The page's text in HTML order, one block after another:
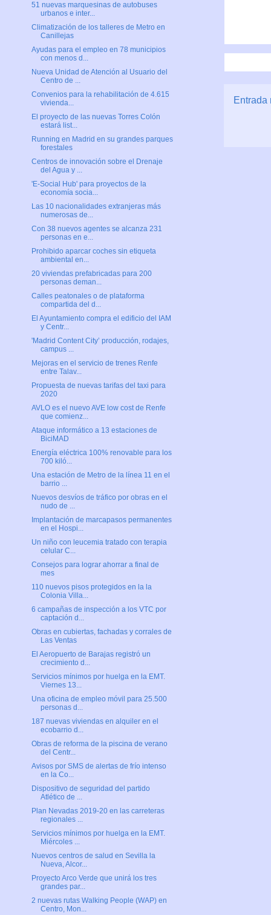
Entrada
51 nuevas marquesinas de autobuses
urbanos e inter...
Climatización de los talleres de Metro en
Canillejas
Ayudas para el empleo en 78 municipios
con menos d...
Nueva Unidad de Atención al Usuario del
Centro de ...
Convenios para la rehabilitación de 4.615
vivienda...
El proyecto de las nuevas Torres Colón
estará list...
Running en Madrid en su grandes parques
forestales
Centros de innovación sobre el Drenaje
del Agua y ...
'E-Social Hub' para proyectos de la
economía socia...
Las 10 nacionalidades extranjeras más
numerosas de...
Con 38 nuevos agentes se alcanza 231
personas en e...
Prohibido aparcar coches sin etiqueta
ambiental en...
20 viviendas prefabricadas para 200
personas deman...
Calles peatonales o de plataforma
compartida del d...
El Ayuntamiento compra el edificio del IAM
y Centr...
'Madrid Content City’ producción, rodajes,
campus ...
Mejoras en el servicio de trenes Renfe
entre Talav...
Propuesta de nuevas tarifas del taxi para
2020
AVLO es el nuevo AVE low cost de Renfe
que comienz...
Ataque informático a 13 estaciones de
BiciMAD
Energía eléctrica 100% renovable para los
700 kiló...
Una estación de Metro de la línea 11 en el
barrio ...
Nuevos desvíos de tráfico por obras en el
nudo de ...
Implantación de marcapasos permanentes
en el Hospi...
Un niño con leucemia tratado con terapia
celular C...
Consejos para lograr ahorrar a final de
mes
110 nuevos pisos protegidos en la la
Colonia Villa...
6 campañas de inspección a los VTC por
captación d...
Obras en cubiertas, fachadas y corrales de
Las Ventas
El Aeropuerto de Barajas registró un
crecimiento d...
Servicios mínimos por huelga en la EMT.
Viernes 13...
Una oficina de empleo móvil para 25.500
personas d...
187 nuevas viviendas en alquiler en el
ecobarrio d...
Obras de reforma de la piscina de verano
del Centr...
Avisos por SMS de alertas de frío intenso
en la Co...
Dispositivo de seguridad del partido
Atlético de ...
Plan Nevadas 2019-20 en las carreteras
regionales ...
Servicios mínimos por huelga en la EMT.
Miércoles ...
Nuevos centros de salud en Sevilla la
Nueva, Alcor...
Proyecto Arco Verde que unirá los tres
grandes par...
2 nuevas rutas Walking People (WAP) en
Centro, Mon...